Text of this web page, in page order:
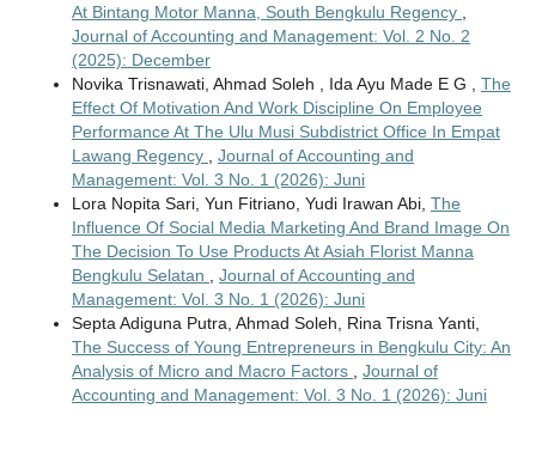
At Bintang Motor Manna, South Bengkulu Regency ,
Journal of Accounting and Management: Vol. 2 No. 2
(2025): December
Novika Trisnawati, Ahmad Soleh , Ida Ayu Made E G , The
Effect Of Motivation And Work Discipline On Employee
Performance At The Ulu Musi Subdistrict Office In Empat
Lawang Regency , Journal of Accounting and
Management: Vol. 3 No. 1 (2026): Juni
Lora Nopita Sari, Yun Fitriano, Yudi Irawan Abi, The
Influence Of Social Media Marketing And Brand Image On
The Decision To Use Products At Asiah Florist Manna
Bengkulu Selatan , Journal of Accounting and
Management: Vol. 3 No. 1 (2026): Juni
Septa Adiguna Putra, Ahmad Soleh, Rina Trisna Yanti,
The Success of Young Entrepreneurs in Bengkulu City: An
Analysis of Micro and Macro Factors , Journal of
Accounting and Management: Vol. 3 No. 1 (2026): Juni